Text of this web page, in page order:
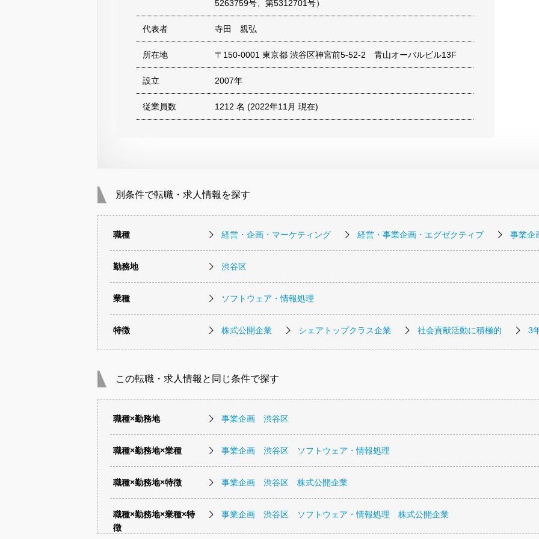
5263759号、第5312701号）
代表者 寺田 親弘
所在地 〒150-0001 東京都 渋谷区神宮前5-52-2 青山オーバルビル13F
設立 2007年
従業員数 1212 名 (2022年11月 現在)
別条件で転職・求人情報を探す
職種 経営・企画・マーケティング 経営・事業企画・エグゼクティブ 事業企
勤務地 渋谷区
業種 ソフトウェア・情報処理
特徴 株式公開企業 シェアトップクラス企業 社会貢献活動に積極的 3
この転職・求人情報と同じ条件で探す
職種×勤務地 事業企画 渋谷区
職種×勤務地×業種 事業企画 渋谷区 ソフトウェア・情報処理
職種×勤務地×特徴 事業企画 渋谷区 株式公開企業
職種×勤務地×業種×特
徴
事業企画 渋谷区 ソフトウェア・情報処理 株式公開企業